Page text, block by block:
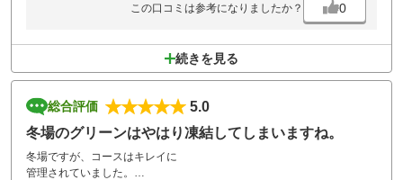
この口コミは参考になりましたか？ 0
続きを見る
総合評価
5.0
冬場のグリーンはやはり凍結してしまいますね。
冬場ですが、コースはキレイに
管理されていました。